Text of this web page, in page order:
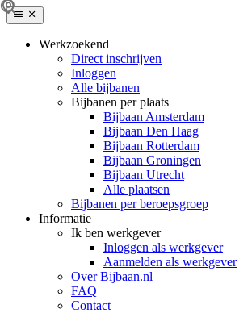
Werkzoekend
Direct inschrijven
Inloggen
Alle bijbanen
Bijbanen per plaats
Bijbaan Amsterdam
Bijbaan Den Haag
Bijbaan Rotterdam
Bijbaan Groningen
Bijbaan Utrecht
Alle plaatsen
Bijbanen per beroepsgroep
Informatie
Ik ben werkgever
Inloggen als werkgever
Aanmelden als werkgever
Over Bijbaan.nl
FAQ
Contact